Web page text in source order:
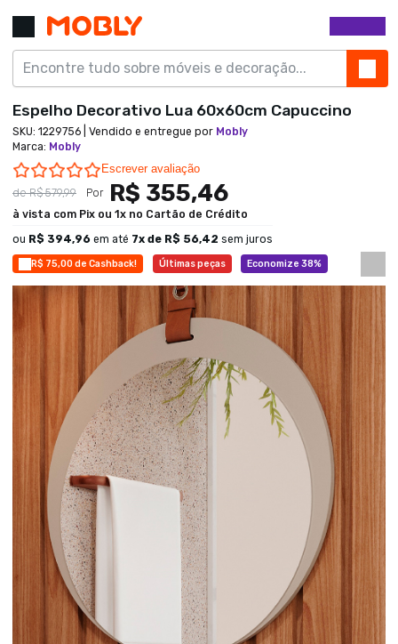
R$ 75,00 de Cashback! Últimas peças Economize 38%
Espelho Decorativo Lua 60x60cm Capuccino
SKU: 1229756 | Vendido e entregue por Mobly
Marca: Mobly
0.0 star rating
Escrever avaliação
deR$ 579,99 Por R$ 355,46
à vista com Pix ou 1x no Cartão de Crédito
ou R$ 394,96 em até 7x de R$ 56,42 sem juros